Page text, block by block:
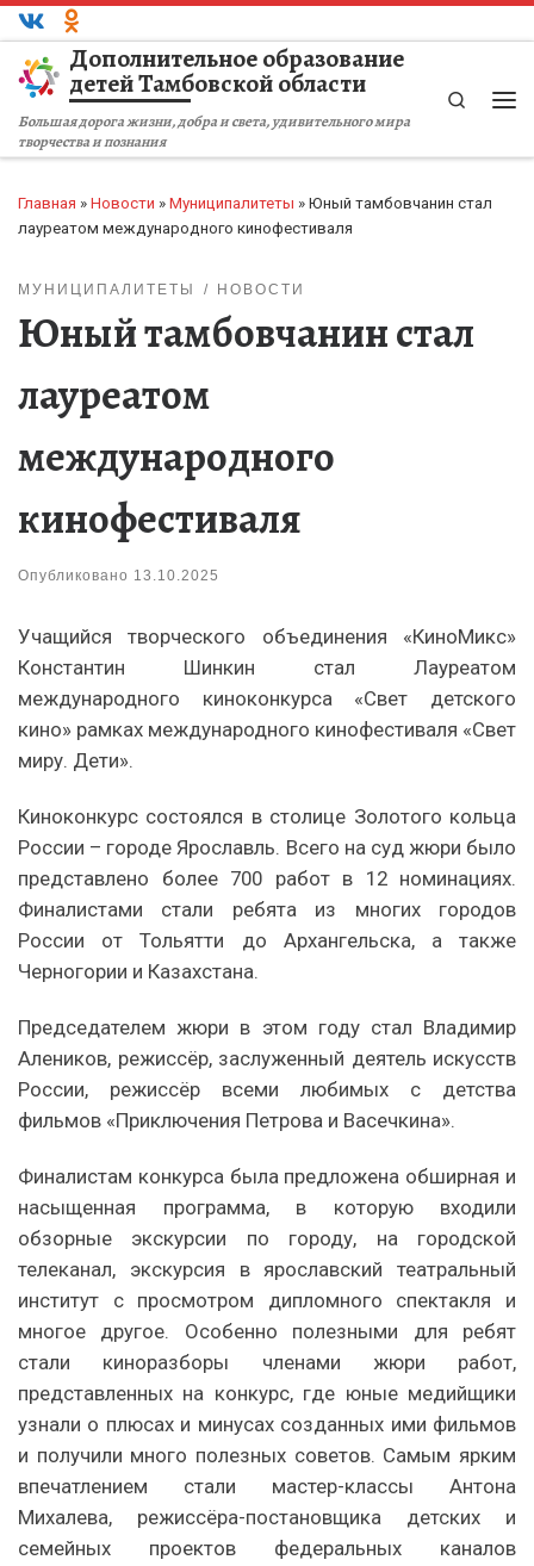
Перейти к содержимому
Дополнительное образование
детей Тамбовской области
Большая дорога жизни, добра и света, удивительного мира
творчества и познания
Search
Главная » Новости » Муниципалитеты » Юный тамбовчанин стал
лауреатом международного кинофестиваля
МУНИЦИПАЛИТЕТЫ НОВОСТИ
Юный тамбовчанин стал
лауреатом
международного
кинофестиваля
Опубликовано 13.10.2025
Учащийся творческого объединения «КиноМикс»
Константин Шинкин стал Лауреатом
международного киноконкурса «Свет детского
кино» рамках международного кинофестиваля «Свет
миру. Дети».
Киноконкурс состоялся в столице Золотого кольца
России – городе Ярославль. Всего на суд жюри было
представлено более 700 работ в 12 номинациях.
Финалистами стали ребята из многих городов
России от Тольятти до Архангельска, а также
Черногории и Казахстана.
Председателем жюри в этом году стал Владимир
Алеников, режиссёр, заслуженный деятель искусств
России, режиссёр всеми любимых с детства
фильмов «Приключения Петрова и Васечкина».
Финалистам конкурса была предложена обширная и
насыщенная программа, в которую входили
обзорные экскурсии по городу, на городской
телеканал, экскурсия в ярославский театральный
институт с просмотром дипломного спектакля и
многое другое. Особенно полезными для ребят
стали киноразборы членами жюри работ,
представленных на конкурс, где юные медийщики
узнали о плюсах и минусах созданных ими фильмов
и получили много полезных советов. Самым ярким
впечатлением стали мастер-классы Антона
Михалева, режиссёра-постановщика детских и
семейных проектов федеральных каналов